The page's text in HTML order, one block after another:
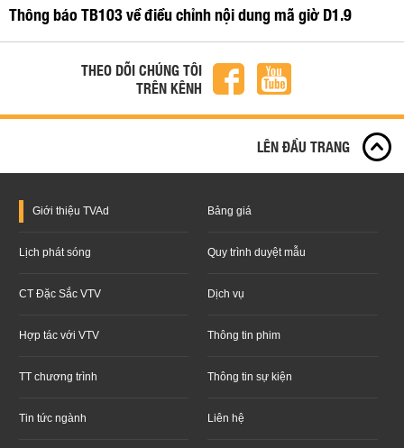
Thông báo TB103 về điều chỉnh nội dung mã giờ D1.9
THEO DÕI CHÚNG TÔI
TRÊN KÊNH
LÊN ĐẦU TRANG
Giới thiệu TVAd Bảng giá
Lịch phát sóng Quy trình duyệt mẫu
CT Đặc Sắc VTV Dịch vụ
Hợp tác với VTV Thông tin phim
TT chương trình Thông tin sự kiện
Tin tức ngành Liên hệ